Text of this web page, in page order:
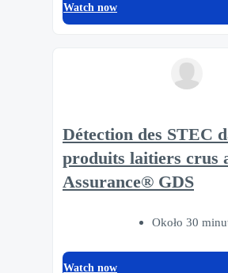
Watch now
Détection des STEC
produits laitiers crus
Assurance® GDS
Około 30
Watch now